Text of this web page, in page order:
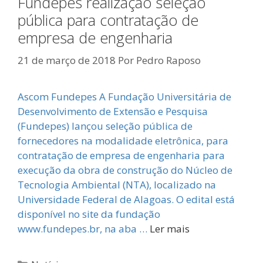
pública para contratação de
empresa de engenharia
21 de março de 2018 Por Pedro Raposo
Ascom Fundepes A Fundação Universitária de
Desenvolvimento de Extensão e Pesquisa
(Fundepes) lançou seleção pública de
fornecedores na modalidade eletrônica, para
contratação de empresa de engenharia para
execução da obra de construção do Núcleo de
Tecnologia Ambiental (NTA), localizado na
Universidade Federal de Alagoas. O edital está
disponível no site da fundação
www.fundepes.br, na aba … Ler mais